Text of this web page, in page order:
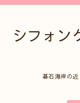
シフォ
碁石海岸の